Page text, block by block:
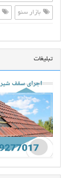
بازار سئو
تبلیغات